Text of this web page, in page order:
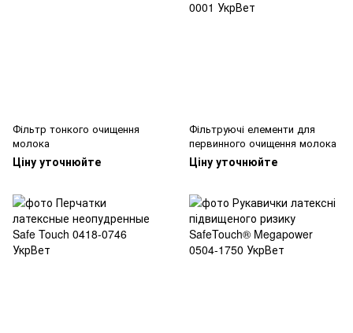
Фільтр тонкого очищення
молока
Ціну уточнюйте
Фільтруючі елементи для
первинного очищення молока
Ціну уточнюйте